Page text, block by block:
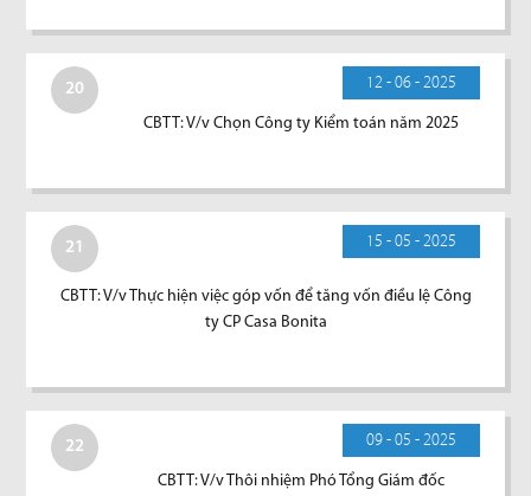
20 12 - 06 - 2025
CBTT: V/v Chọn Công ty Kiểm toán năm 2025
21 15 - 05 - 2025
CBTT: V/v Thực hiện việc góp vốn để tăng vốn điều lệ Công
ty CP Casa Bonita
22 09 - 05 - 2025
CBTT: V/v Thôi nhiệm Phó Tổng Giám đốc